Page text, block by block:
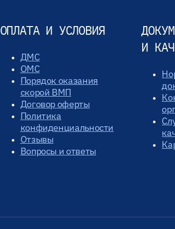
ОПЛАТА И УСЛОВИЯ
ДМС
ОМС
Порядок оказания
скорой ВМП
Договор оферты
Политика
конфиденциальности
Отзывы
Вопросы и ответы
И